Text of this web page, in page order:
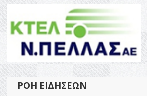
ΡΟΉ ΕΙΔΉΣΕΩΝ